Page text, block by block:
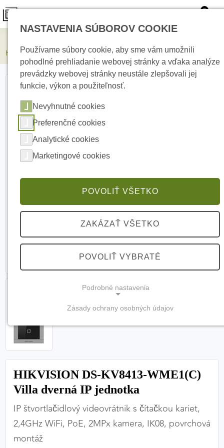
0
HIKVISION DS-KV8413-WME1(C) Villa dverná IP jednotka
HIKVISION DS-KV8413-WME1(C)
Villa dverná IP jednotka
IP štvortlačidlový videovrátnik s čítačkou kariet,
2,4GHz WiFi, PoE, 2MPx kamera, IK08, povrchová
montáž
NASTAVENIA SÚBOROV COOKIE
Používame súbory cookie, aby sme vám umožnili
pohodlné prehliadanie webovej stránky a vďaka analýze
prevádzky webovej stránky neustále zlepšovali jej
funkcie, výkon a použiteľnosť.
Nevyhnutné cookies
Preferenčné cookies
Analytické cookies
Marketingové cookies
POVOLIŤ VŠETKO
ZAKÁZAŤ VŠETKO
POVOLIŤ VYBRATÉ
Podrobné nastavenia
(vždy aktívne, nemožno vypnúť)
Tieto cookies sú potrebné na správne fungovanie
zabezpečiť jej plnú funkčnosť.
PREFERENČNÉ COOKIES
Zásady ochrany osobných údajov